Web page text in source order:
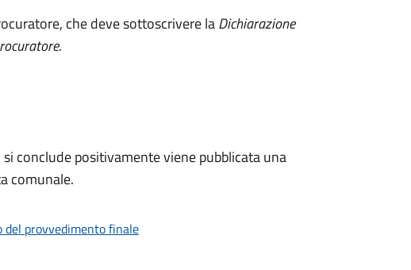
che deve sottoscrivere laDichiarazione
.
conclude positivamente viene pubblicata una
comunale.
del provvedimento finale